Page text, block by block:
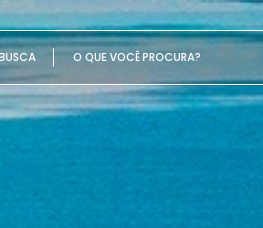
VOCÊ PROCURA?